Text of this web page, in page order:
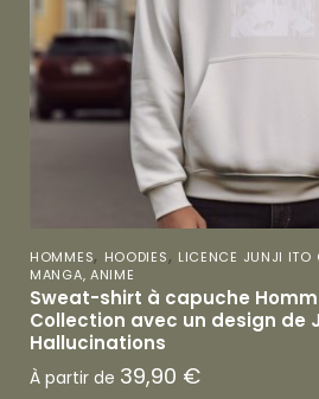
HOMMES, HOODIES, LICENCE JUNJI ITO
MANGA, ANIME
Sweat-shirt à capuche
Collection avec un design de
Hallucinations
À partir de 39,90 €